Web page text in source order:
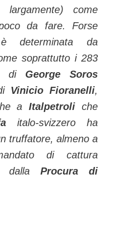
come
da fare. Forse
è determinata da
soprattutto i 283
di George Soros
Vinicio Fioranelli,
aItalpetroliche
italo-svizzero ha
truffatore, almeno a
di cattura
dalla Procura di